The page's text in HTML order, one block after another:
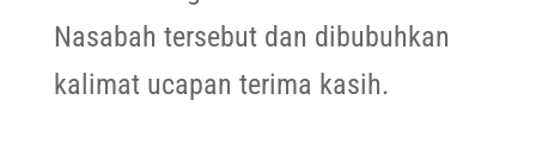
Nasabah tersebut dan dibubuhkan
kalimat ucapan terima kasih.